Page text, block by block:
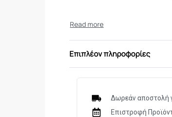
Επιπλέον πληροφορίες
Δωρεάν αποστολή
Επιστροφή